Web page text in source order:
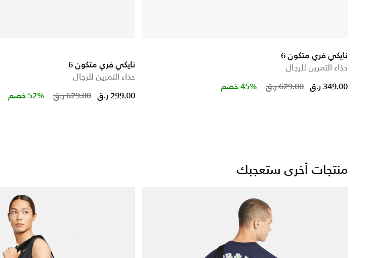
نايكي فري متكون 6
حذاء التمرين للرجال
Price reduced 629.00 ر.ق to
349.00 ر.ق 45% خصم
نايكي فري متكون 6
حذاء التمرين للرجال
Price reduced from 629.00 ر.ق to
299.00 ر.ق 52% خصم
منتجات أخرى ستعجبك